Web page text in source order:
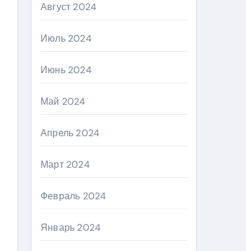
Август 2024
Июль 2024
Июнь 2024
Май 2024
Апрель 2024
Март 2024
Февраль 2024
Январь 2024